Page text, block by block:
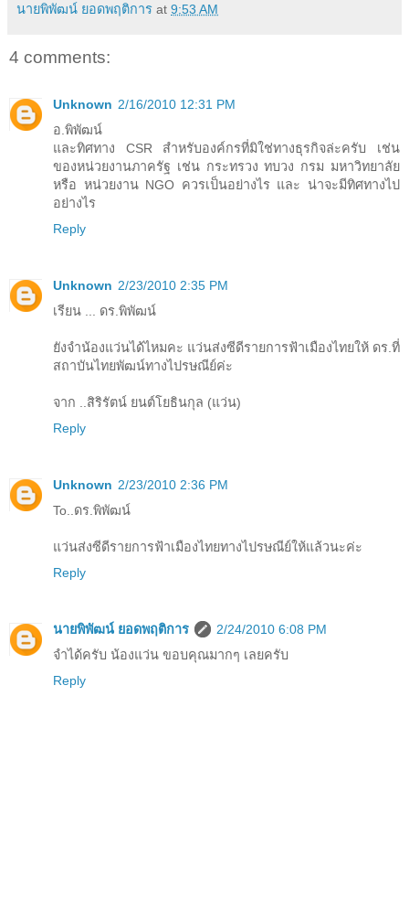
นายพิพัฒน์ ยอดพฤติการ at 9:53 AM
4 comments:
Unknown 2/16/2010 12:31 PM
อ.พิพัฒน์
และทิศทาง CSR สำหรับองค์กรที่มิใช่ทางธุรกิจล่ะครับ เช่น
ของหน่วยงานภาครัฐ เช่น กระทรวง ทบวง กรม มหาวิทยาลัย
หรือ หน่วยงาน NGO ควรเป็นอย่างไร และ น่าจะมีทิศทางไป
อย่างไร
Reply
Unknown 2/23/2010 2:35 PM
เรียน ... ดร.พิพัฒน์
ยังจำน้องแว่นได้ไหมคะ แว่นส่งซีดีรายการฟ้าเมืองไทยให้ ดร.ที่
สถาบันไทยพัฒน์ทางไปรษณีย์ค่ะ
จาก ..สิริรัตน์ ยนต์โยธินกุล (แว่น)
Reply
Unknown 2/23/2010 2:36 PM
To..ดร.พิพัฒน์
แว่นส่งซีดีรายการฟ้าเมืองไทยทางไปรษณีย์ให้แล้วนะค่ะ
Reply
นายพิพัฒน์ ยอดพฤติการ
2/24/2010 6:08 PM
จำได้ครับ น้องแว่น ขอบคุณมากๆ เลยครับ
Reply